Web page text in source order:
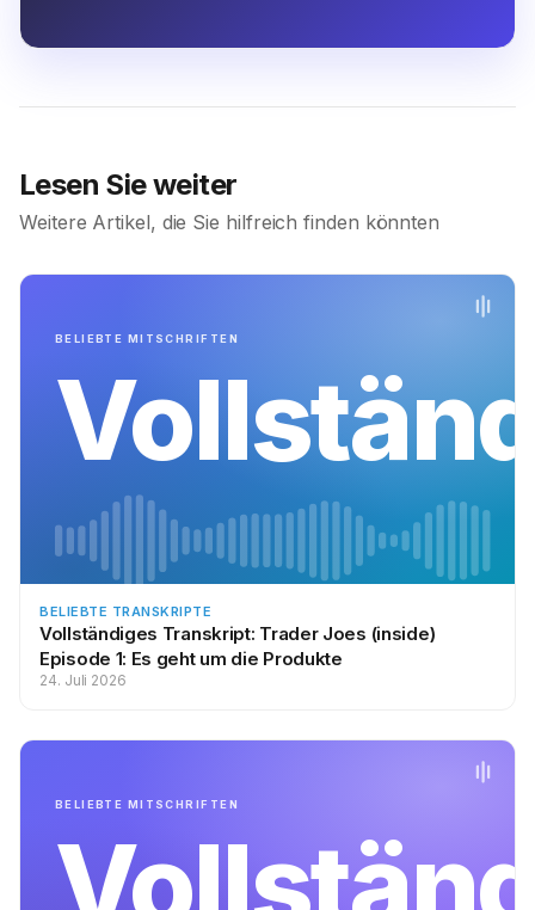
Lesen Sie weiter
Weitere Artikel, die Sie hilfreich finden könnten
BELIEBTE MITSCHRIFTEN
BELIEBTE TRANSKRIPTE
Vollständiges Transkript: Trader Joes (inside)
Episode 1: Es geht um die Produkte
24. Juli 2026
BELIEBTE MITSCHRIFTEN